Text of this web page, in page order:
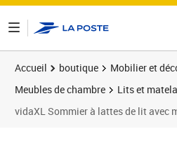
Accueil boutique
Mobilier et
Meubles de chambre
Lits et
vidaXL Sommier à lattes de lit avec